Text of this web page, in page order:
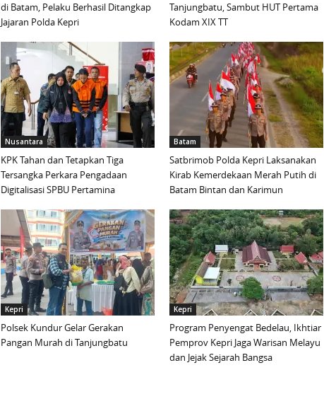
di Batam, Pelaku Berhasil Ditangkap
Jajaran Polda Kepri
Tanjungbatu, Sambut HUT Pertama
Kodam XIX TT
Nusantara
KPK Tahan dan Tetapkan Tiga
Tersangka Perkara Pengadaan
Digitalisasi SPBU Pertamina
Batam
Satbrimob Polda Kepri Laksanakan
Kirab Kemerdekaan Merah Putih di
Batam Bintan dan Karimun
Kepri
Polsek Kundur Gelar Gerakan
Pangan Murah di Tanjungbatu
Kepri
Program Penyengat Bedelau, Ikhtiar
Pemprov Kepri Jaga Warisan Melayu
dan Jejak Sejarah Bangsa